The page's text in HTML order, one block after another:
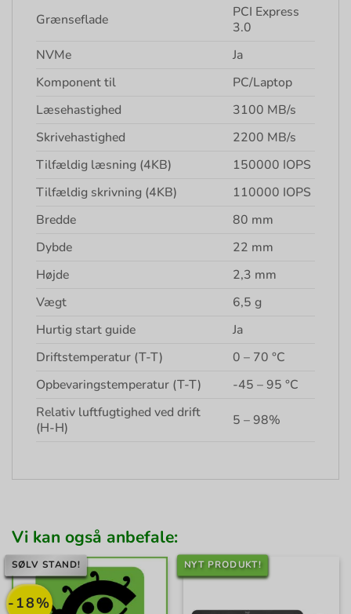
Grænseflade
PCI Express
3.0
NVMe
Ja
Komponent til
PC/Laptop
Læsehastighed
3100 MB/s
Skrivehastighed
2200 MB/s
Tilfældig læsning (4KB)
150000 IOPS
Tilfældig skrivning (4KB)
110000 IOPS
Bredde
80 mm
Dybde
22 mm
Højde
2,3 mm
Vægt
6,5 g
Hurtig start guide
Ja
Driftstemperatur (T-T)
0 – 70 °C
Opbevaringstemperatur (T-T)
-45 – 95 °C
Relativ luftfugtighed ved drift
(H-H)
5 – 98%
Vi kan også anbefale:
-18%
SØLV STAND! NYT PRODUKT!